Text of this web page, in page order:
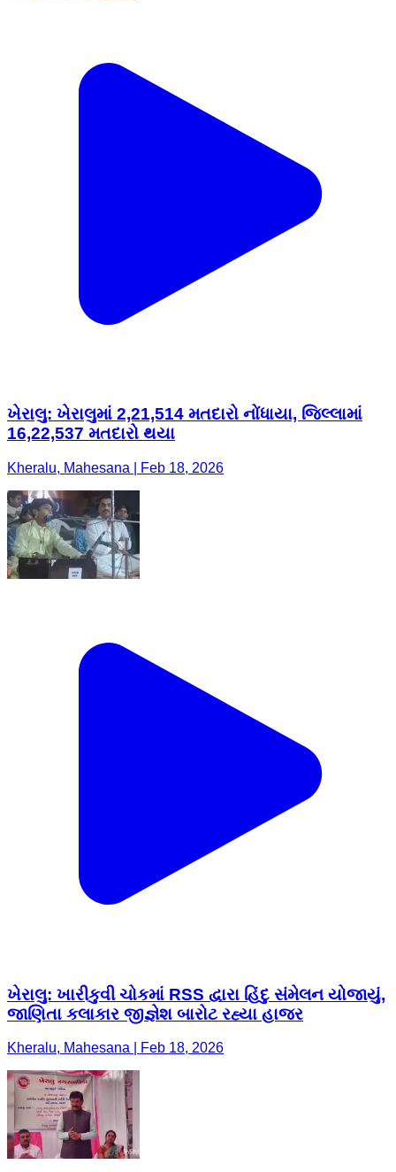
ખેરાલુ: ખેરાલુમાં 2,21,514 મતદારો નોંધાયા, જિલ્લામાં
16,22,537 મતદારો થયા
Kheralu, Mahesana | Feb 18, 2026
ખેરાલુ: ખારીકુવી ચોકમાં RSS દ્વારા હિંદુ સંમેલન યોજાયું,
જાણિતા કલાકાર જીજ્ઞેશ બારોટ રહ્યા હાજર
Kheralu, Mahesana | Feb 18, 2026